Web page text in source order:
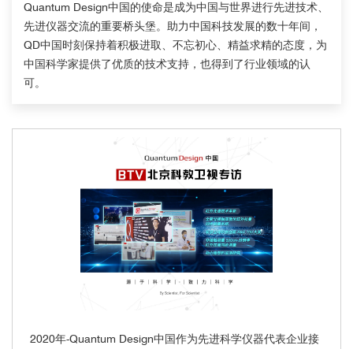
Quantum Design中国的使命是成为中国与世界进行先进技术、
先进仪器交流的重要桥头堡。助力中国科技发展的数十年间，
QD中国时刻保持着积极进取、不忘初心、精益求精的态度，为
中国科学家提供了优质的技术支持，也得到了行业领域的认
可。
2020年-Quantum Design中国作为先进科学仪器代表企业接